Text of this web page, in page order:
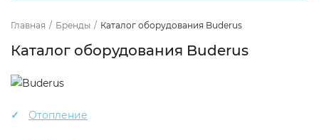
Главная / Бренды / Каталог оборудования Buderus
Каталог оборудования Buderus
Отопление